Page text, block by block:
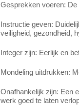
Gesprekken voeren:
Instructie geven:
veiligheid, gezondheid,
Integer zijn: Eerlijk en
Mondeling uitdrukken:
Onafhankelijk zijn: Een
werk goed te laten